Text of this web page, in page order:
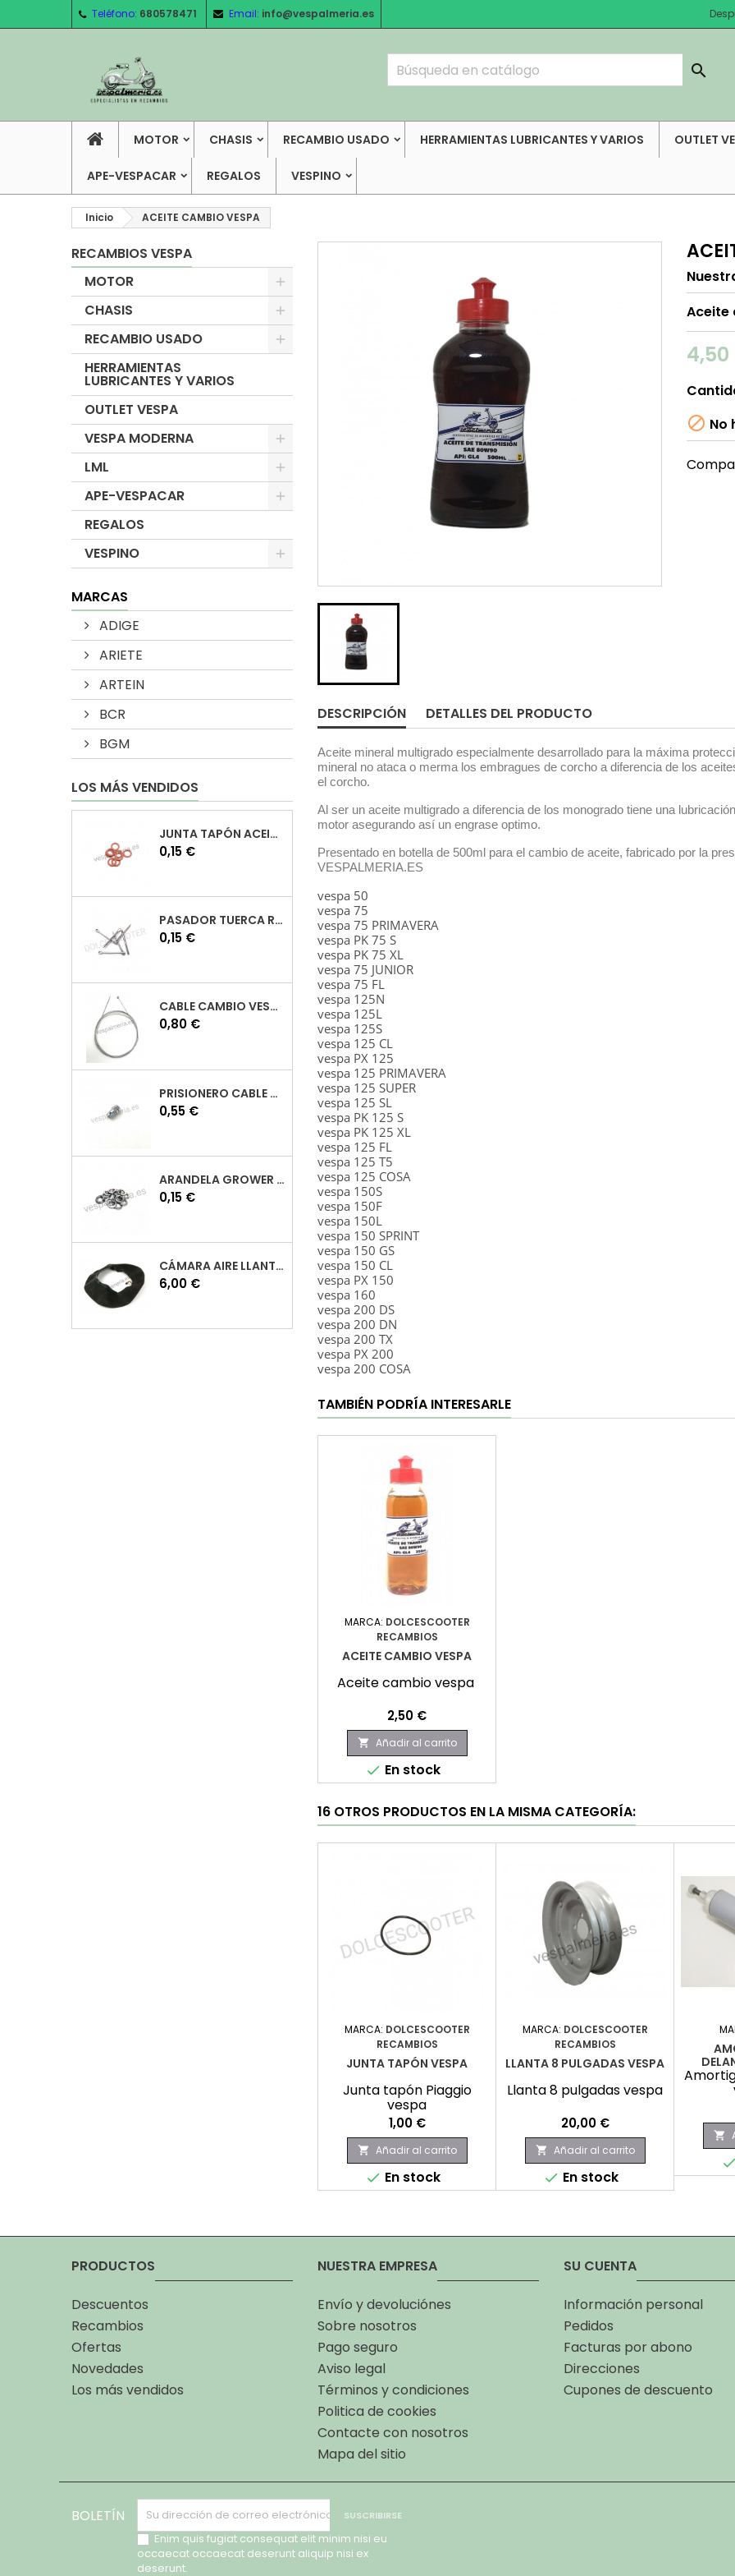
Teléfono: 680578471 Email: info@vespalmeria.es

MOTOR CHASIS RECAMBIO USADO HERRAMIENTAS LUBRICANTES Y VARIOS OUTLET
APE-VESPACAR REGALOS VESPINO
Inicio ACEITE CAMBIO VESPA
RECAMBIOS VESPA
MOTOR
CHASIS
RECAMBIO USADO
HERRAMIENTAS
LUBRICANTES Y VARIOS
OUTLET VESPA
VESPA MODERNA
LML
APE-VESPACAR
REGALOS
VESPINO
MARCAS
ADIGE
ARIETE
ARTEIN
BCR
BGM
LOS MÁS VENDIDOS
JUNTA TAPÓN ACEITE VESPA
Precio
0,15 €
PASADOR TUERCA RUEDA VESPA
Precio
0,15 €
CABLE CAMBIO VESPA
Precio
0,80 €
PRISIONERO CABLE CAMBIO VESPA
Precio
0,55 €
ARANDELA GROWER M7 INOX VESPA
Precio
0,15 €
CÁMARA AIRE LLANTA 10 VESPA
Precio
6,00 €
Aceite
 No
DESCRIPCIÓN DETALLES DEL PRODUCTO
Aceite mineral multigrado especialmente desarrollado para la máxima
mineral no ataca o merma los embragues de corcho a diferencia de los
el corcho.
Al ser un aceite multigrado a diferencia de los monogrado tiene una
motor asegurando así un engrase optimo.
Presentado en botella de 500ml para el cambio de aceite, fabricado por la
VESPALMERIA.ES
vespa 50
vespa 75
vespa 75 PRIMAVERA
vespa PK 75 S
vespa PK 75 XL
vespa 75 JUNIOR
vespa 75 FL
vespa 125N
vespa 125L
vespa 125S
vespa 125 CL
vespa PX 125
vespa 125 PRIMAVERA
vespa 125 SUPER
vespa 125 SL
vespa PK 125 S
vespa PK 125 XL
vespa 125 FL
vespa 125 T5
vespa 125 COSA
vespa 150S
vespa 150F
vespa 150L
vespa 150 SPRINT
vespa 150 GS
vespa 150 CL
vespa PX 150
vespa 160
vespa 200 DS
vespa 200 DN
vespa 200 TX
vespa PX 200
vespa 200 COSA
TAMBIÉN PODRÍA INTERESARLE
MARCA: DOLCESCOOTER
RECAMBIOS
ACEITE CAMBIO VESPA
Aceite cambio vespa
Precio
2,50 €
 Añadir al carrito
 En stock
16 OTROS PRODUCTOS EN LA MISMA CATEGORÍA:
MARCA: DOLCESCOOTER
RECAMBIOS
JUNTA TAPÓN VESPA
Junta tapón Piaggio
vespa
Precio
1,00 €
 Añadir al carrito
 En stock
MARCA: DOLCESCOOTER
RECAMBIOS
LLANTA 8 PULGADAS VESPA
Llanta 8 pulgadas vespa
Precio
20,00 €
 Añadir al carrito
 En stock

PRODUCTOS
Descuentos
Recambios
Ofertas
Novedades
Los más vendidos
NUESTRA EMPRESA
Envío y devoluciónes
Sobre nosotros
Pago seguro
Aviso legal
Términos y condiciones
Politica de cookies
Contacte con nosotros
Mapa del sitio
SU CUENTA
Información personal
Pedidos
Facturas por abono
Direcciones
Cupones de descuento
BOLETÍN
Enim quis fugiat consequat elit minim nisi eu
occaecat occaecat deserunt aliquip nisi ex
deserunt.